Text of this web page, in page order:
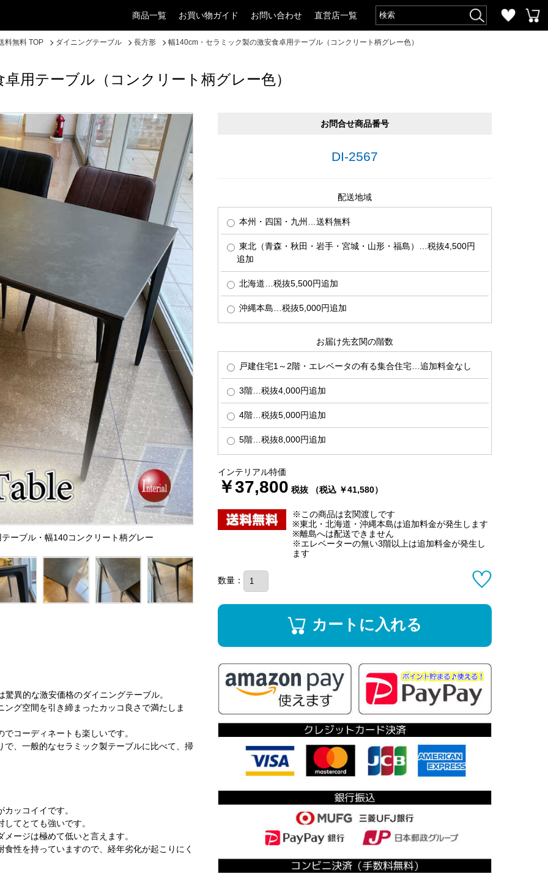
商品一覧 お買い物ガイド お問い合わせ 直営店一覧
料無料 TOP ダイニングテーブル 長方形 幅140cm・セラミック製の激安食卓用テーブル（コンクリート柄グレー色）
用テーブル（コンクリート柄グレー色）
ーブル・幅140コンクリート柄グレー
異的な激安価格のダイニングテーブル。
グ空間を引き締まったカッコ良さで満たしま
コーディネートも楽しいです。
、一般的なセラミック製テーブルに比べて、掃
ッコイイです。
てとても強いです。
ージは極めて低いと言えます。
性を持っていますので、経年劣化が起こりにく
お問合せ商品番号
DI-2567
配送地域
本州・四国・九州…送料無料
東北（青森・秋田・岩手・宮城・山形・福島）…税抜4,500円
追加
北海道…税抜5,500円追加
沖縄本島…税抜5,000円追加
お届け先玄関の階数
戸建住宅1～2階・エレベータの有る集合住宅…追加料金なし
3階…税抜4,000円追加
4階…税抜5,000円追加
5階…税抜8,000円追加
インテリアル特価
￥37,800 税抜 （税込 ￥41,580）
※この商品は玄関渡しです
※東北・北海道・沖縄本島は追加料金が発生します
※離島へは配送できません
※エレベーターの無い3階以上は追加料金が発生し
ます
数量：
カートに入れる